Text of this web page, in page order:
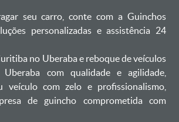
seu carro, conte com a Guinchos
personalizadas e assistência 24
no Uberaba e reboque de veículos
com qualidade e agilidade,
veículo com zelo e profissionalismo,
de guincho comprometida com